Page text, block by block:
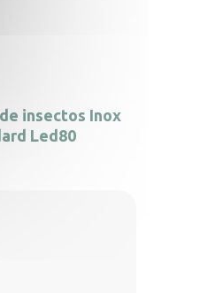
insectos Inox
Led80